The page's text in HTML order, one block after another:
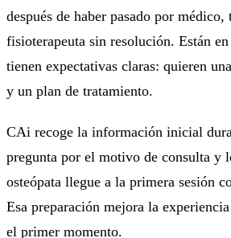
después de haber pasado por
fisioterapeuta sin resolución. Están
tienen expectativas claras: quieren
y un plan de tratamiento.
CAi recoge la información inicial
pregunta por el motivo de consulta y
osteópata llegue a la primera sesión
Esa preparación mejora la
el primer momento.